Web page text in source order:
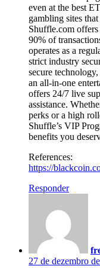
even at the best
gambling sites
Shuffle.com
90% of
operates as a
strict industry
secure
an all-in-one
offers 24/7 live
assistance.
perks or a high
Shuffle’s VIP
benefits you
References:
https://
Responder
27 de dezembro